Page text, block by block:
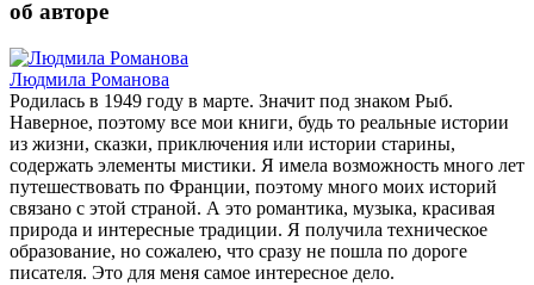
об авторе
Людмила Романова
Родилась в 1949 году в марте. Значит под знаком Рыб.
Наверное, поэтому все мои книги, будь то реальные истории
из жизни, сказки, приключения или истории старины,
содержать элементы мистики. Я имела возможность много лет
путешествовать по Франции, поэтому много моих историй
связано с этой страной. А это романтика, музыка, красивая
природа и интересные традиции. Я получила техническое
образование, но сожалею, что сразу не пошла по дороге
писателя. Это для меня самое интересное дело.